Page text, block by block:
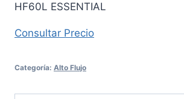
HF60L ESSENTIAL
Consultar Precio
Categoría: Alto Flujo